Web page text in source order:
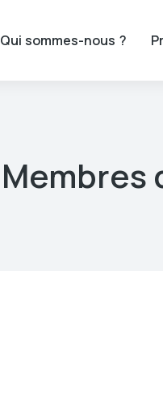
Qui sommes-nous ?
Membres